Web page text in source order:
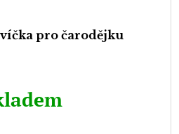
pro čarodějku